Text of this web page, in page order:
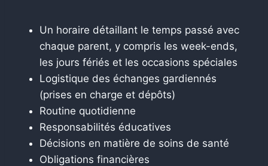
Un horaire détaillant le temps passé avec
chaque parent, y compris les week-ends,
les jours fériés et les occasions spéciales
Logistique des échanges gardiennés
(prises en charge et dépôts)
Routine quotidienne
Responsabilités éducatives
Décisions en matière de soins de santé
Obligations financières